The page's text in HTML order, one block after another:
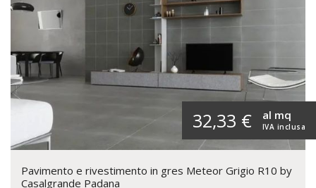
32,33 € IVA inclusa
al mq
Pavimento e rivestimento in gres Meteor Grigio R10 by
Casalgrande Padana